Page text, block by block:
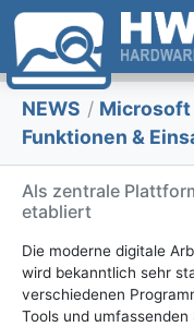
NEWS / Microsoft
Funktionen &
Als zentrale
etabliert
Die moderne digitale
wird bekanntlich sehr
verschiedenen
Tools und